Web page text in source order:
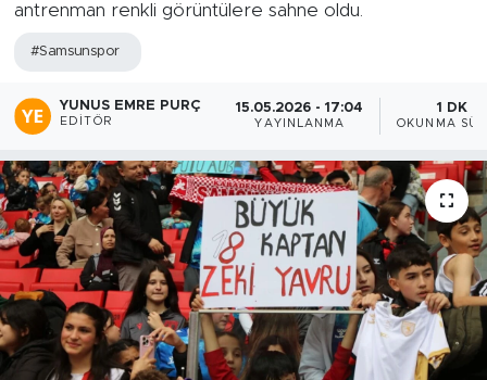
antrenman renkli görüntülere sahne oldu.
#Samsunspor
YUNUS EMRE PURÇ
EDITÖR
15.05.2026 - 17:04
YAYINLANMA
1 DK
OKUNMA
Son Dakika Haberleri